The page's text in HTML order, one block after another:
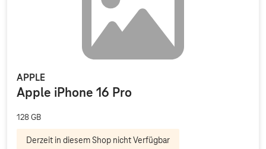
APPLE
Apple iPhone 16 Pro
128 GB
Derzeit in diesem Shop nicht Verfügbar